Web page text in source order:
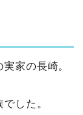
家の長崎。
した。